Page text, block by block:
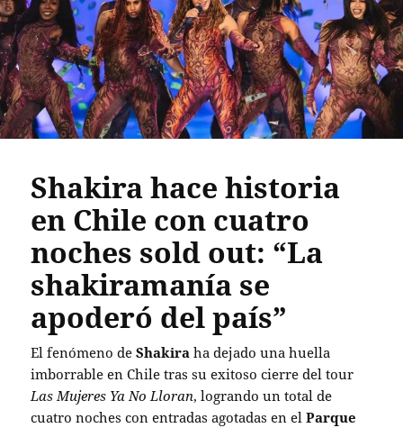
Shakira hace historia
en Chile con cuatro
noches sold out: “La
shakiramanía se
apoderó del país”
El fenómeno deShakira ha dejado una huella
imborrable en Chile tras su exitoso cierre del tour
Las Mujeres Ya No Lloran, logrando un total de
cuatro noches con entradas agotadas en elParque